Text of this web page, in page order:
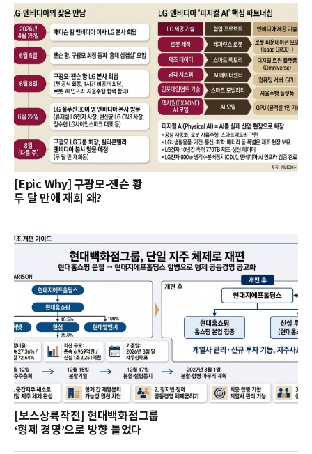
[Epic Why] 구광모-젠슨 황
두 달 만에 재회 왜?
[보스상륙작전] 현대백화점그룹
‘형제 경영’으로 방향 틀었다